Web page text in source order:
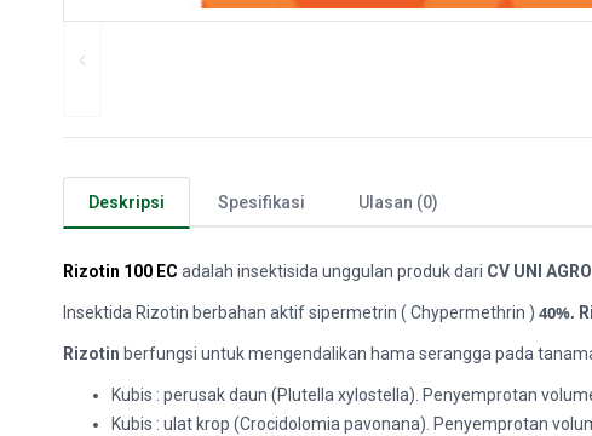
Deskripsi Spesifikasi Ulasan (0)
Rizotin 100 EC adalah insektisida unggulan produk dari CV UNI AGRO
Insektida Rizotin berbahan aktif sipermetrin ( Chypermethrin ) 40%.
Rizotin berfungsi untuk mengendalikan hama serangga pada
Kubis : perusak daun (Plutella xylostella). Penyemprotan
Kubis : ulat krop (Crocidolomia pavonana). Penyemprotan